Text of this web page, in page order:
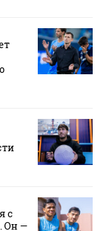
с
Он —